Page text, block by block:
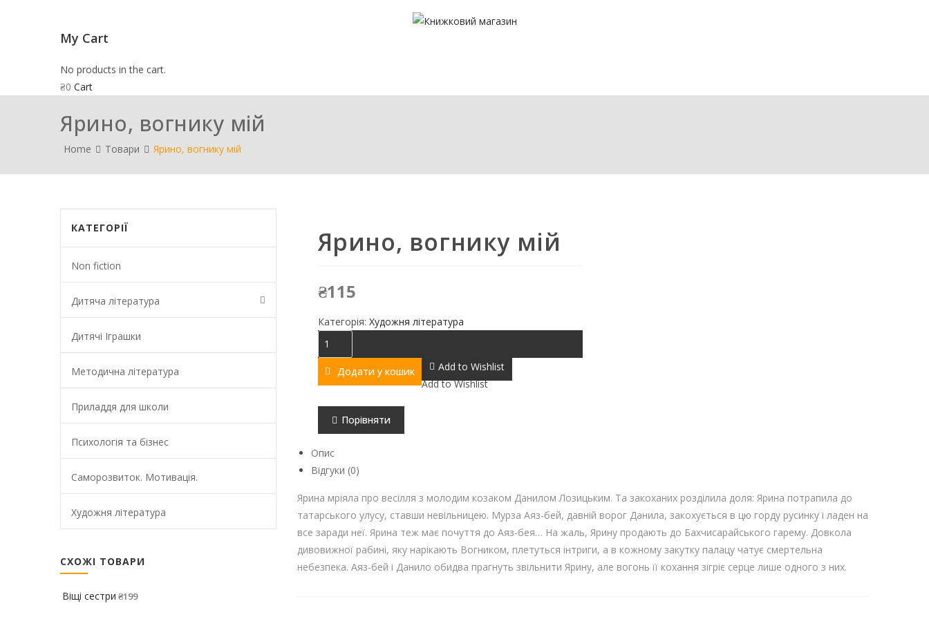
My Cart
No products in the cart.
₴0 Cart
Ярино, вогнику мій
Home Товари Ярино, вогнику мій
Ярино, вогнику мій
₴115
Категорія: Художня література
Ярино,
вогнику
мій
кількість
Додати у кошик
Add to Wishlist
Add to Wishlist
Порівняти
Опис
Відгуки (0)
Ярина мріяла про весілля з молодим козаком Данилом Лозицьким. Та закоханих розділила доля: Ярина потрапила до
татарського улусу, ставши невільницею. Мурза Аяз-бей, давній ворог Данила, закохується в цю горду русинку і ладен на
все заради неї. Ярина теж має почуття до Аяз-бея… На жаль, Ярину продають до Бахчисарайського гарему. Довкола
дивовижної рабині, яку нарікають Вогником, плетуться інтриги, а в кожному закутку палацу чатує смертельна
небезпека. Аяз-бей і Данило обидва прагнуть звільнити Ярину, але вогонь її кохання зігріє серце лише одного з них.
КАТЕГОРІЇ
Non fiction
Дитяча література
Дитячі Іграшки
Методична література
Приладдя для школи
Психологія та бізнес
Саморозвиток. Мотивація.
Художня література
СХОЖІ ТОВАРИ
Віщі сестри ₴199